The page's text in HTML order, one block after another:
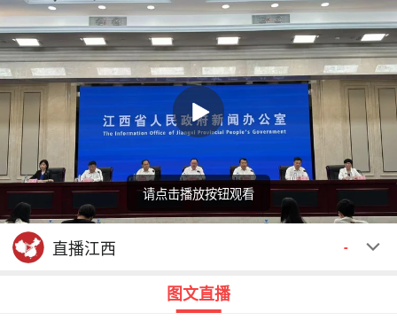
请点击播放按钮观看
回顾 00:00
直播江西 -
图文直播